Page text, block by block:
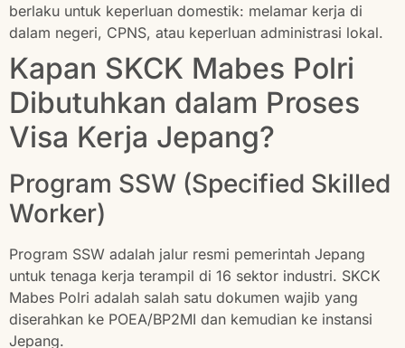
berlaku untuk keperluan domestik: melamar kerja di
dalam negeri, CPNS, atau keperluan administrasi lokal.
Kapan SKCK Mabes Polri
Dibutuhkan dalam Proses
Visa Kerja Jepang?
Program SSW (Specified Skilled
Worker)
Program SSW adalah jalur resmi pemerintah Jepang
untuk tenaga kerja terampil di 16 sektor industri. SKCK
Mabes Polri adalah salah satu dokumen wajib yang
diserahkan ke POEA/BP2MI dan kemudian ke instansi
Jepang.